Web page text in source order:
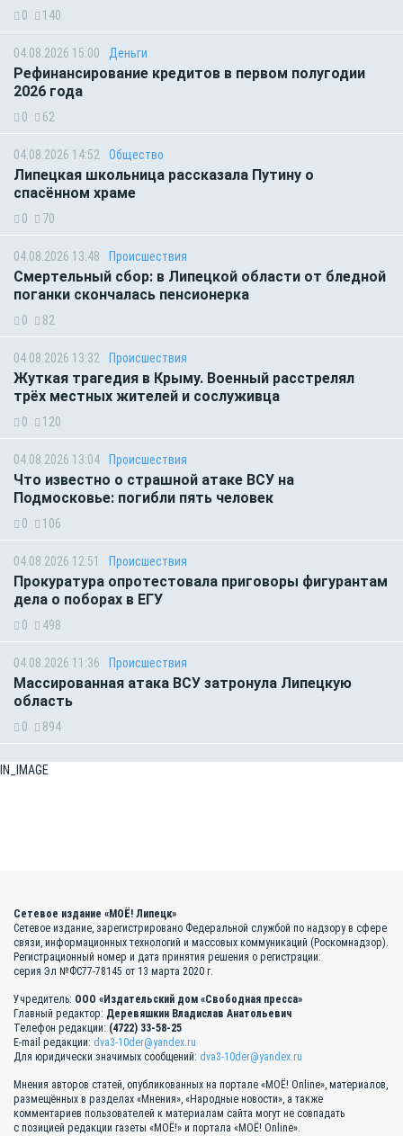
0 140
04.08.2026 15:00 Деньги
Рефинансирование кредитов в первом полугодии
2026 года
0 62
04.08.2026 14:52 Общество
Липецкая школьница рассказала Путину о
спасённом храме
0 70
04.08.2026 13:48 Происшествия
Смертельный сбор: в Липецкой области от бледной
поганки скончалась пенсионерка
0 82
04.08.2026 13:32 Происшествия
Жуткая трагедия в Крыму. Военный расстрелял
трёх местных жителей и сослуживца
0 120
04.08.2026 13:04 Происшествия
Что известно о страшной атаке ВСУ на
Подмосковье: погибли пять человек
0 106
04.08.2026 12:51 Происшествия
Прокуратура опротестовала приговоры фигурантам
дела о поборах в ЕГУ
0 498
04.08.2026 11:36 Происшествия
Массированная атака ВСУ затронула Липецкую
область
0 894
IN_IMAGE
Сетевое издание «МОЁ! Липецк»
Сетевое издание, зарегистрировано Федеральной службой по надзору в сфере
связи, информационных технологий и массовых коммуникаций (Роскомнадзор).
Регистрационный номер и дата принятия решения о регистрации:
серия Эл №ФС77-78145 от 13 марта 2020 г.
Учредитель: ООО «Издательский дом «Свободная пресса»
Главный редактор: Деревяшкин Владислав Анатольевич
Телефон редакции: (4722) 33-58-25
E-mail редакции: dva3-10der@yandex.ru
Для юридически значимых сообщений: dva3-10der@yandex.ru
Мнения авторов статей, опубликованных на портале «МОЁ! Online», материалов,
размещённых в разделах «Мнения», «Народные новости», а также
комментариев пользователей к материалам сайта могут не совпадать
с позицией редакции газеты «МОЁ!» и портала «МОЁ! Online».